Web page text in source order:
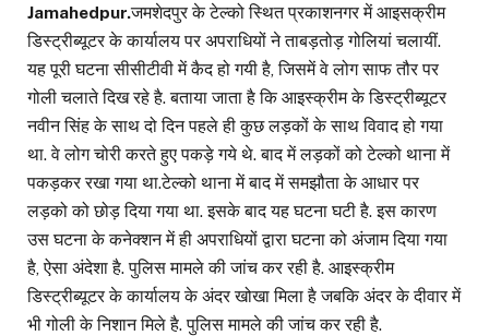
Jamahedpur.जमशेदपुर के टेल्को स्थित प्रकाशनगर में आइसक्रीम
डिस्ट्रीब्यूटर के कार्यालय पर अपराधियों ने ताबड़तोड़ गोलियां चलायीं.
यह पूरी घटना सीसीटीवी में कैद हो गयी है, जिसमें वे लोग साफ तौर पर
गोली चलाते दिख रहे है. बताया जाता है कि आइस्क्रीम के डिस्ट्रीब्यूटर
नवीन सिंह के साथ दो दिन पहले ही कुछ लड़कों के साथ विवाद हो गया
था. वे लोग चोरी करते हुए पकड़े गये थे. बाद में लड़कों को टेल्को थाना में
पकड़कर रखा गया था.टेल्को थाना में बाद में समझौता के आधार पर
लड़को को छोड़ दिया गया था. इसके बाद यह घटना घटी है. इस कारण
उस घटना के कनेक्शन में ही अपराधियों द्वारा घटना को अंजाम दिया गया
है, ऐसा अंदेशा है. पुलिस मामले की जांच कर रही है. आइस्क्रीम
डिस्ट्रीब्यूटर के कार्यालय के अंदर खोखा मिला है जबकि अंदर के दीवार में
भी गोली के निशान मिले है. पुलिस मामले की जांच कर रही है.